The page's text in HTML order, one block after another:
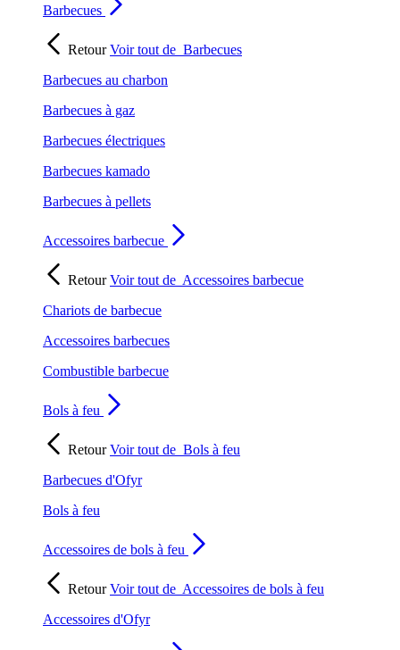
Barbecues
RetourVoir tout de Barbecues
Barbecues au charbon
Barbecues à gaz
Barbecues électriques
Barbecues kamado
Barbecues à pellets
Accessoires barbecue
RetourVoir tout de Accessoires barbecue
Chariots de barbecue
Accessoires barbecues
Combustible barbecue
Bols à feu
RetourVoir tout de Bols à feu
Barbecues d'Ofyr
Bols à feu
Accessoires de bols à feu
RetourVoir tout de Accessoires de bols à feu
Accessoires d'Ofyr